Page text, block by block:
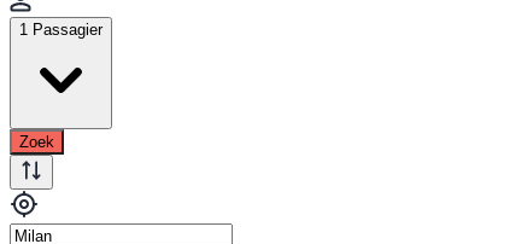
1 Passagier
Zoek